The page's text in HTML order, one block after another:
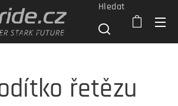
Hledat
řetězu